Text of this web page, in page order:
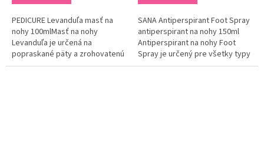
PEDICURE Levanduľa masť na
nohy 100mlMasť na nohy
Levanduľa je určená na
popraskané päty a zrohovatenú
kožu na chodidlách.Obsahuje
SANA Antiperspirant Foot Spray
antiperspirant na nohy 150ml
Antiperspirant na nohy Foot
Spray je určený pre všetky typy
pokožky. Obsahuje špeciálnu